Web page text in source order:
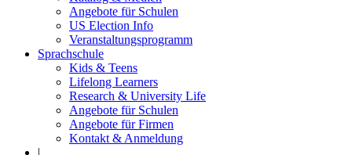
Angebote für Schulen
US Election Info
Veranstaltungsprogramm
Sprachschule
Kids & Teens
Lifelong Learners
Research & University Life
Angebote für Schulen
Angebote für Firmen
Kontakt & Anmeldung
|